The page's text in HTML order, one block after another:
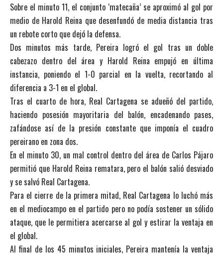
Sobre el minuto 11, el conjunto ‘matecaña’ se aproximó al gol por
medio de Harold Reina que desenfundó de media distancia tras
un rebote corto que dejó la defensa.
Dos minutos más tarde, Pereira logró el gol tras un doble
cabezazo dentro del área y Harold Reina empujó en última
instancia, poniendo el 1-0 parcial en la vuelta, recortando al
diferencia a 3-1 en el global.
Tras el cuarto de hora, Real Cartagena se adueñó del partido,
haciendo posesión mayoritaria del balón, encadenando pases,
zafándose así de la presión constante que imponía el cuadro
pereirano en zona dos.
En el minuto 30, un mal control dentro del área de Carlos Pájaro
permitió que Harold Reina rematara, pero el balón salió desviado
y se salvó Real Cartagena.
Para el cierre de la primera mitad, Real Cartagena lo luchó más
en el mediocampo en el partido pero no podía sostener un sólido
ataque, que le permitiera acercarse al gol y estirar la ventaja en
el global.
Al final de los 45 minutos iniciales, Pereira mantenía la ventaja